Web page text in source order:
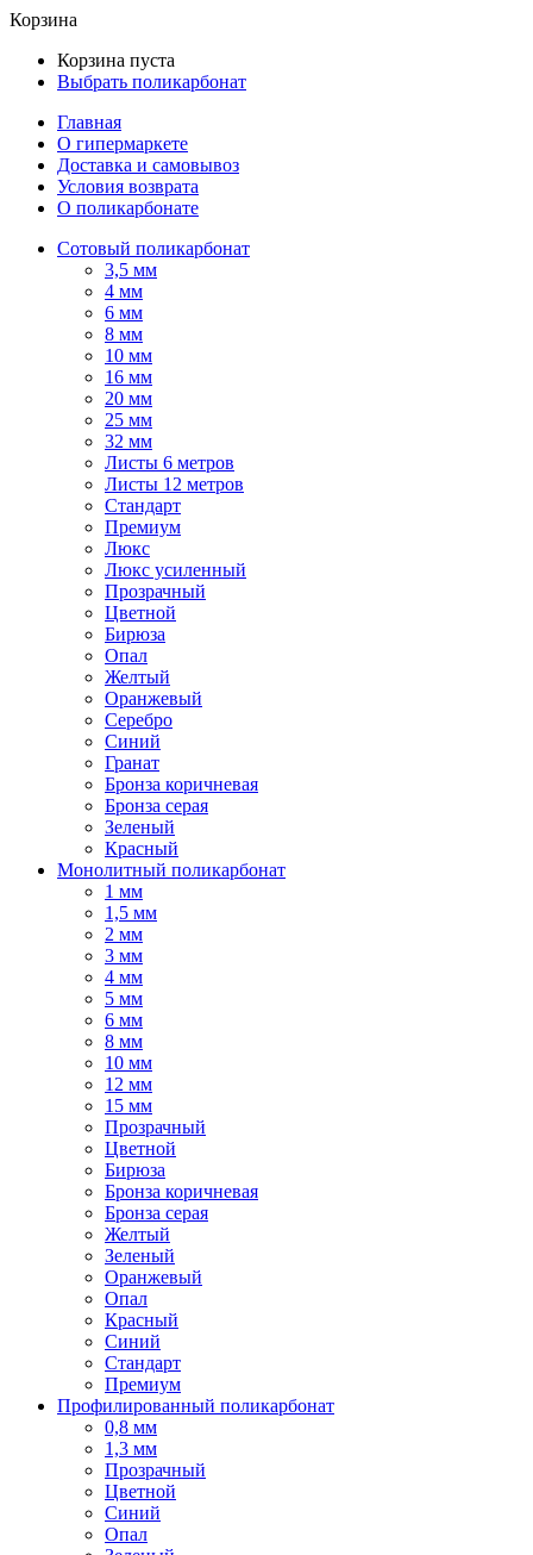
Корзина
Корзина пуста
Выбрать поликарбонат
Главная
О гипермаркете
Доставка и самовывоз
Условия возврата
О поликарбонате
Сотовый поликарбонат
3,5 мм
4 мм
6 мм
8 мм
10 мм
16 мм
20 мм
25 мм
32 мм
Листы 6 метров
Листы 12 метров
Стандарт
Премиум
Люкс
Люкс усиленный
Прозрачный
Цветной
Бирюза
Опал
Желтый
Оранжевый
Серебро
Синий
Гранат
Бронза коричневая
Бронза серая
Зеленый
Красный
Монолитный поликарбонат
1 мм
1,5 мм
2 мм
3 мм
4 мм
5 мм
6 мм
8 мм
10 мм
12 мм
15 мм
Прозрачный
Цветной
Бирюза
Бронза коричневая
Бронза серая
Желтый
Зеленый
Оранжевый
Опал
Красный
Синий
Стандарт
Премиум
Профилированный поликарбонат
0,8 мм
1,3 мм
Прозрачный
Цветной
Синий
Опал